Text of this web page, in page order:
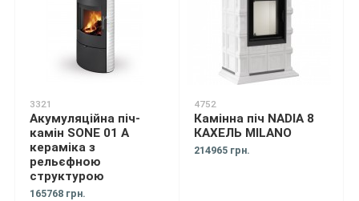
3321
Акумуляційна піч-
камін SONE 01 A
кераміка з
рельєфною
структурою
165768 грн.
4752
Камінна піч NADIA 8
КАХЕЛЬ MILANO
214965 грн.